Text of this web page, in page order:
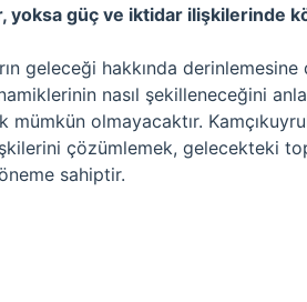
güç ve iktidar ilişkilerinde
geleceği hakkında
nasıl şekilleneceğini
mümkün olmayacaktır.
çözümlemek, gelecekteki
sahiptir.